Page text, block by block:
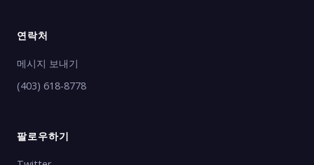
연락처
메시지 보내기
(403) 618-8778
팔로우하기